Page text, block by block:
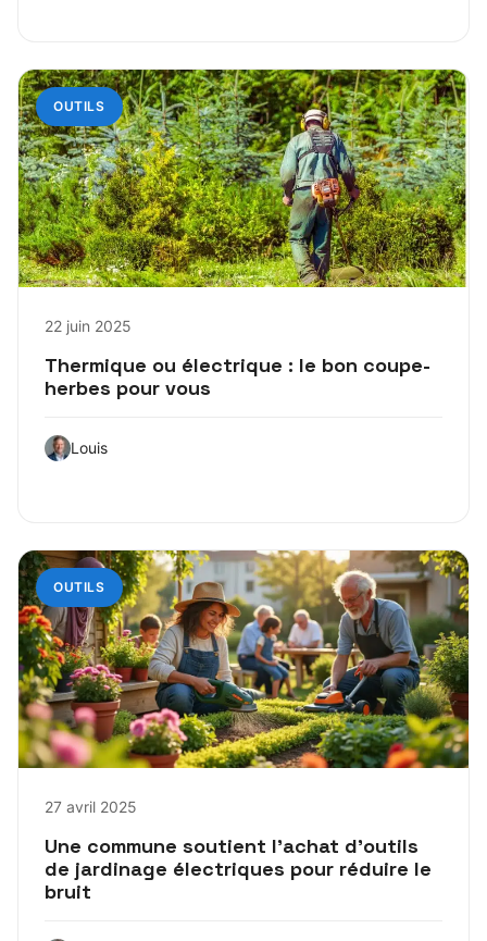
OUTILS
22 juin 2025
Thermique ou électrique : le bon coupe-
herbes pour vous
Louis
OUTILS
27 avril 2025
Une commune soutient l’achat d’outils
de jardinage électriques pour réduire le
bruit